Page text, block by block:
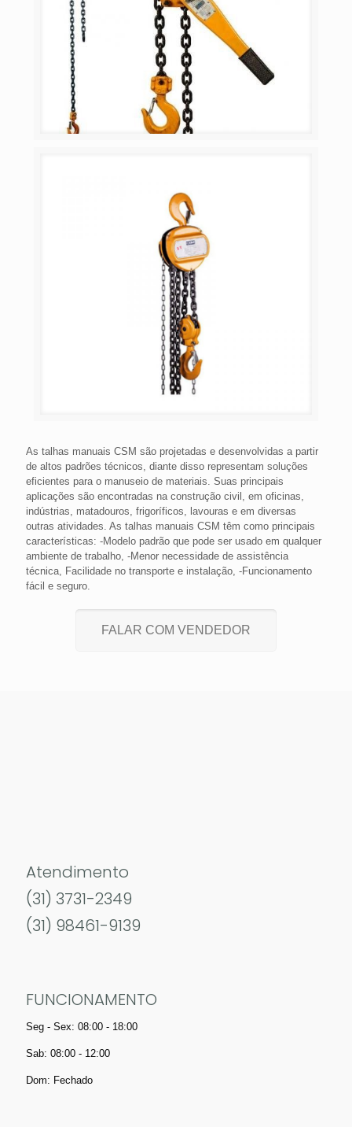
As talhas manuais CSM são projetadas e desenvolvidas a partir
de altos padrões técnicos, diante disso representam soluções
eficientes para o manuseio de materiais. Suas principais
aplicações são encontradas na construção civil, em oficinas,
indústrias, matadouros, frigoríficos, lavouras e em diversas
outras atividades. As talhas manuais CSM têm como principais
características: -Modelo padrão que pode ser usado em qualquer
ambiente de trabalho, -Menor necessidade de assistência
técnica, Facilidade no transporte e instalação, -Funcionamento
fácil e seguro.
FALAR COM VENDEDOR
Atendimento
(31) 3731-2349
(31) 98461-9139
FUNCIONAMENTO
Seg - Sex: 08:00 - 18:00
Sab: 08:00 - 12:00
Dom: Fechado